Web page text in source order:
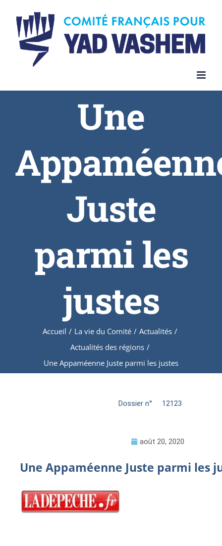
Une
Juste
parmi les
justes
Accueil / La vie du Comité / Actualités /
Actualités des régions /
Une Appaméenne Juste parmi les justes
Dossier n° 12123
août 20, 2020
Une Appaméenne Juste parmi les